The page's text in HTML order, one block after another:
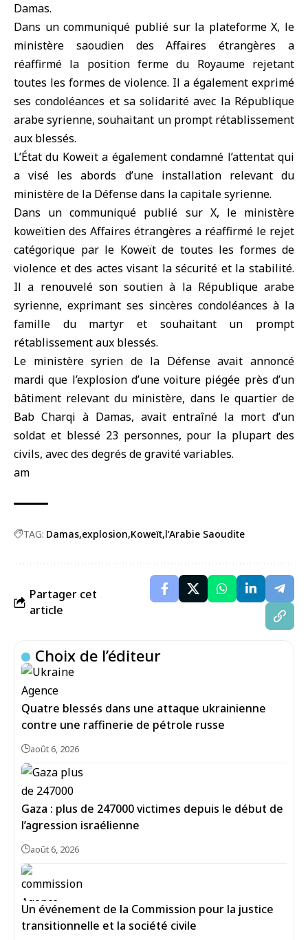
Damas.
Dans un communiqué publié sur la plateforme X, le
ministère saoudien des Affaires étrangères a
réaffirmé la position ferme du Royaume rejetant
toutes les formes de violence. Il a également exprimé
ses condoléances et sa solidarité avec la République
arabe syrienne, souhaitant un prompt rétablissement
aux blessés.
L’État du Koweïta également condamné l’attentat qui
a visé les abords d’une installation relevant du
ministère de la Défense dans la capitale syrienne.
Dans un communiqué publié sur X, le ministère
koweïtien des Affaires étrangères a réaffirmé le rejet
catégorique par le Koweït de toutes les formes de
violence et des actes visant la sécurité et la stabilité.
Il a renouvelé son soutien à la République arabe
syrienne, exprimant ses sincères condoléances à la
famille du martyr et souhaitant un prompt
rétablissement aux blessés.
Le ministère syrien de la Défense avait annoncé
mardi que l’explosion d’une voiture piégée près d’un
bâtiment relevant du ministère, dans le quartier de
Bab Charqi à Damas, avait entraîné la mort d’un
soldat et blessé 23 personnes, pour la plupart des
civils, avec des degrés de gravité variables.
am
TAG: Damas explosion Koweït l’Arabie Saoudite
Partager cet
article
Choix de l’éditeur
Quatre blessés dans une attaque ukrainienne
contre une raffinerie de pétrole russe
août 6, 2026
Gaza : plus de 247000 victimes depuis le début de
l’agression israélienne
août 6, 2026
Un événement de la Commission pour la justice
transitionnelle et la société civile